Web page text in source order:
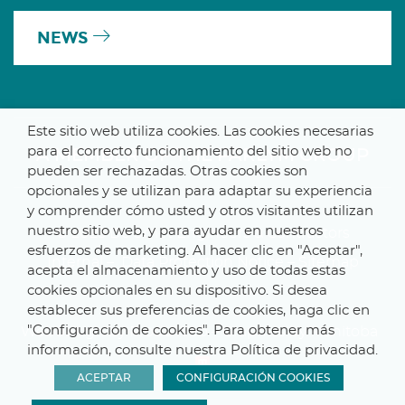
NEWS
A MEMBER OF THE PARLYM GROUP
© 2025 De Smet Engineers & Contractors
Internal– Data Protection Notice – Sitemap
Webdesign by ProduWeb–Graphics by Manitoba
Este sitio web utiliza cookies. Las cookies necesarias
para el correcto funcionamiento del sitio web no
pueden ser rechazadas. Otras cookies son
opcionales y se utilizan para adaptar su experiencia
y comprender cómo usted y otros visitantes utilizan
nuestro sitio web, y para ayudar en nuestros
esfuerzos de marketing. Al hacer clic en "Aceptar",
acepta el almacenamiento y uso de todas estas
cookies opcionales en su dispositivo. Si desea
establecer sus preferencias de cookies, haga clic en
"Configuración de cookies". Para obtener más
información, consulte nuestra Política de privacidad.
ACEPTAR CONFIGURACIÓN COOKIES